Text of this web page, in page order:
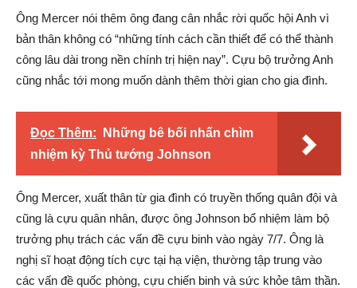
Ông Mercer nói thêm ông đang cân nhắc rời quốc hội Anh vì
bản thân không có “những tính cách cần thiết để có thể thành
công lâu dài trong nền chính trị hiện nay”. Cựu bộ trưởng Anh
cũng nhắc tới mong muốn dành thêm thời gian cho gia đình.
Đọc Thêm:
Những bê bối nhấn chìm
nhiệm kỳ Thủ tướng Johnson
Ông Mercer, xuất thân từ gia đình có truyền thống quân đội và
cũng là cựu quân nhân, được ông Johnson bổ nhiệm làm bộ
trưởng phụ trách các vấn đề cựu binh vào ngày 7/7. Ông là
nghị sĩ hoạt động tích cực tại hạ viện, thường tập trung vào
các vấn đề quốc phòng, cựu chiến binh và sức khỏe tâm thần.